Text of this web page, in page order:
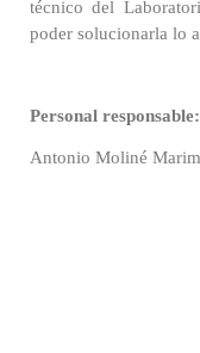
técnico del
poder solucionarla lo
Personal responsable:
Antonio Moliné